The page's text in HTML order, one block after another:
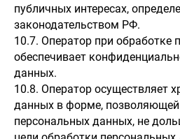
публичных интересах,
законодательством РФ.
10.7. Оператор при обработке
обеспечивает
данных.
10.8. Оператор осуществляет
данных в форме, позволяющей
персональных данных, не